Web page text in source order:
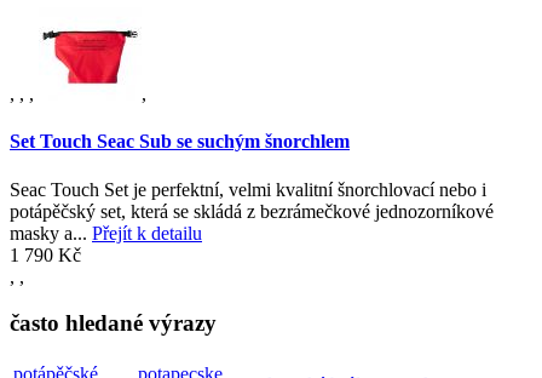
, , , ,
Set Touch Seac Sub se suchým šnorchlem
Seac Touch Set je perfektní, velmi kvalitní šnorchlovací nebo i
potápěčský set, která se skládá z bezrámečkové jednozorníkové
masky a... Přejít k detailu
1 790 Kč
, ,
často hledané výrazy
potápěčské
potapecske